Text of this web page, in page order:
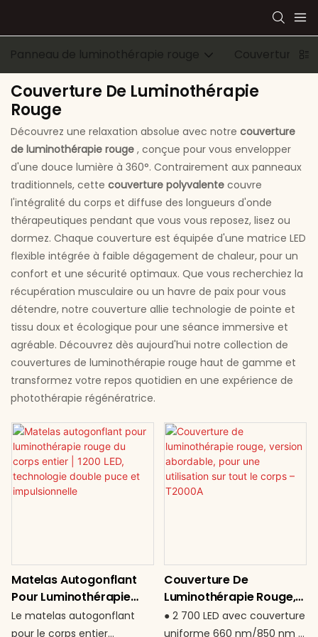
Panneau de luminothérapie rouge Couverture
Couverture De Luminothérapie
Rouge
Découvrez une relaxation absolue avec notre couverture
de luminothérapie rouge , conçue pour vous envelopper
d'une douce lumière à 360°. Contrairement aux panneaux
traditionnels, cette couverture polyvalente couvre
l'intégralité du corps et diffuse des longueurs d'onde
thérapeutiques pendant que vous vous reposez, lisez ou
dormez. Chaque couverture est équipée d'une matrice LED
flexible intégrée à faible dégagement de chaleur, pour un
confort et une sécurité optimaux. Que vous recherchiez la
récupération musculaire ou un havre de paix pour vous
détendre, notre couverture allie technologie de pointe et
tissu doux et écologique pour une séance immersive et
agréable. Découvrez dès aujourd'hui notre collection de
couvertures de luminothérapie rouge haut de gamme et
transformez votre repos quotidien en une expérience de
photothérapie régénératrice.
Matelas Autogonflant
Pour Luminothérapie
Rouge Du Corps Entier |
1200 LED, Technologie
Le matelas autogonflant
pour le corps entier
Couverture De
Luminothérapie Rouge,
Version Abordable, Pour
Une Utilisation Sur Tout
● 2 700 LED avec couverture
uniforme 660 nm/850 nm ●